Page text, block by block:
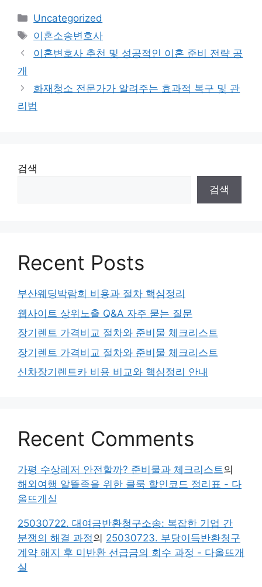
카
테
리
Uncategorized
태
그
이혼소송변호사
이혼변호사 추천 및 성공적인 이혼 준비 전략 공
개
화재청소 전문가가 알려주는 효과적 복구 및 관
리법
검색
검색
Recent Posts
부산웨딩박람회 비용과 절차 핵심정리
웹사이트 상위노출 Q&A 자주 묻는 질문
장기렌트 가격비교 절차와 준비물 체크리스트
장기렌트 가격비교 절차와 준비물 체크리스트
신차장기렌트카 비용 비교와 핵심정리 안내
Recent Comments
가평 수상레저 안전할까? 준비물과 체크리스트의
해외여행 알뜰족을 위한 클룩 할인코드 정리표 - 다
올뜨개실
25030722. 대여금반환청구소송: 복잡한 기업 간
분쟁의 해결 과정의 25030723. 부당이득반환청구
계약 해지 후 미반환 선급금의 회수 과정 - 다올뜨개
실